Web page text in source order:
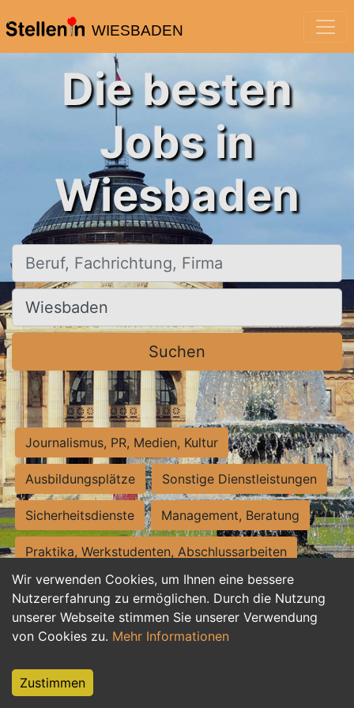
WIESBADEN
Wir verwenden Cookies, um Ihnen eine bessere
Nutzererfahrung zu ermöglichen. Durch die Nutzung
unserer Webseite stimmen Sie unserer Verwendung
von Cookies zu. Mehr Informationen
Zustimmen
Die besten
Jobs in
Wiesbaden
Beruf, Fachrichtung, Firma
Ort, Stadt
Suchen
Journalismus, PR, Medien, Kultur
Ausbildungsplätze Sonstige Dienstleistungen
Sicherheitsdienste Management, Beratung
Praktika, Werkstudenten, Abschlussarbeiten
Personalwesen Assistenz, Sekretariat
Hilfskräfte, Aushilfs- und Nebenjobs
Weiterbildung, Studium, duale Ausbildung